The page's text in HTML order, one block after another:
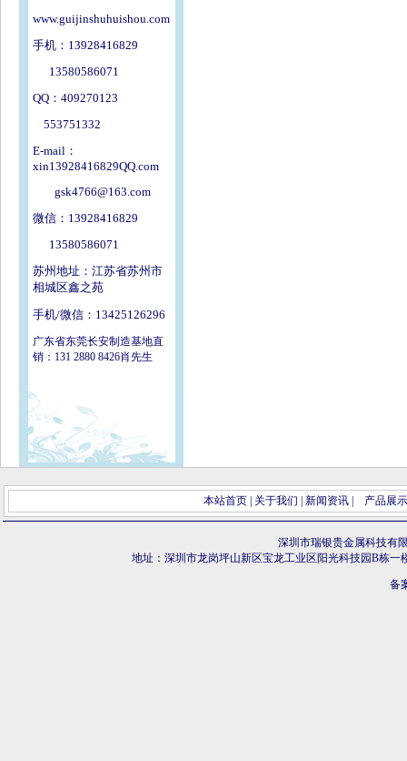
www.guijinshuhuishou.com
手机：13928416829
13580586071
QQ：409270123
553751332
E-mail：
xin13928416829QQ.com
gsk4766@163.com
微信：13928416829
13580586071
苏州地址：江苏省苏州市
相城区鑫之苑
手机/微信：13425126296
广东省东莞长安制造基地直
销：131 2880 8426肖先生
本站首页| 关于我们 新闻资讯| 产品展示
深圳市瑞银贵金属科技有
地址：深圳市龙岗坪山新区宝龙工业区阳光科技园B栋一
备